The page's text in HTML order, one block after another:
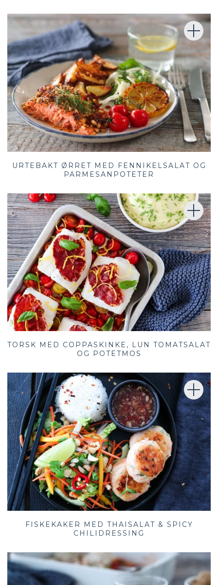
URTEBAKT ØRRET MED FENNIKELSALAT OG
PARMESANPOTETER
TORSK MED COPPASKINKE, LUN TOMATSALAT
OG POTETMOS
FISKEKAKER MED THAISALAT & SPICY
CHILIDRESSING